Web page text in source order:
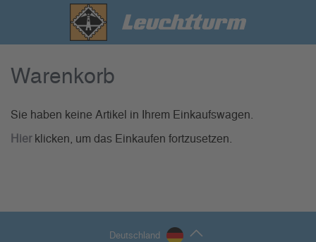
Warenkorb
Sie haben keine Artikel in Ihrem Einkaufswagen.
Hierklicken, um das Einkaufen fortzusetzen.
Deutschland